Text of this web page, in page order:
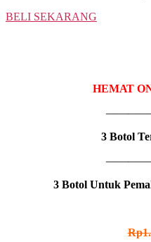
BELI SEKARANG
HEMAT
3 Botol
3 Botol Untuk